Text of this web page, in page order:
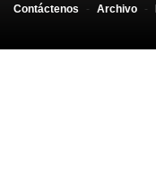
Contáctenos - Archivo -